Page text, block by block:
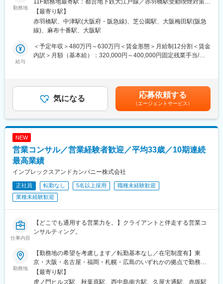
■業務概要
クライアントから受領するデータを分析し、業務課題解決・経営
課題解決に向けたプロジェクトへ参画頂きます。
本ポジションはアナリスト職として「知りたいことが分かる分
析」「議論するための材料となる分析」「仮説が正しいか検証で
きる分析」を実施していただきます。
■プロジェクト例（JR西日本様プロジェクト、一例）
（1）鉄道生産性向上
（2）マーケティング分野への適用拡大
・山陽新幹線および近畿圏在来線の収益向上に関する共同プロジ
ェクト
・Club J-WESTメンバーの利便性向上を目的とする共同プロジェ
クト
・ICOCAデータ分析における共同プロジェクトおよび、共同特許
出願
■研修制度
研修では1か月半～2か月の期間にて当社独自の分析方法を習得し
習得、データ可視化ツール（tableau）の習得を目指し研修を受け
ていただきます。
研修後は疑似プロジェクトにて経験を積んでいただくか、実際の
プロジェクトへのアサインとなります。
勤務地
屋内全面禁煙＜勤務地詳細2＞大阪オフィス住所：大阪府大阪市北
区大深町6番38号 グラングリーン大阪 北館 JAM BASE 4階
JAM-STUDIO 404号室勤務地最寄駅：JR線／大阪駅受動喫煙対
【最寄り駅】
赤羽橋駅、中津駅(大阪府・阪急線)、芝公園駅、大阪梅田駅(阪急
線)、麻布十番駅、大阪駅
給与
＜予定年収＞480万円～630万円＜賃金形態＞月給制12分割＜賃金
内訳＞月額（基本給）：320,000円～400,000円固定残業手当/
＞オファー年収はご経験・スキルに応じて決定いたします。リア
ルタイムプロモーションという評価制度があり、毎月、昇給の機
会があります。過去には入社2ヶ月で給与が上がった方もいます。
賃金はあくまでも目安の金額であり、選考を通じて上下する可能
性があります。月給(月額)は固定手当を含めた表記です。
気になる 応募依頼する
（エージェントサービス）
NEW
営業コンサル／営業経験者歓迎／平均33歳／10期連続
最高業績
インプレックスアンドカンパニー株式会社
正社員 転勤なし 5名以上採用
職種未経験歓迎
業種未経験歓迎
仕事内容
【どこでも通用する営業力を。】クライアントと伴走する営業コ
ンサルティング。
勤務地
【勤務地の希望を考慮します／転勤基本なし／在宅制度有】東
京・大阪・名古屋・福岡・札幌・広島のいずれかの拠点で勤務◯
東京本社東京都港区虎ノ門1-23-1 虎ノ門ヒルズ森タワー18階受動
喫煙対策：あり（屋内禁煙 / 喫煙専用室あり)◯秋葉原営業所東京
【最寄り駅】
虎ノ門ヒルズ駅、秋葉原駅、西中島南方駅、久屋大通駅、赤坂駅